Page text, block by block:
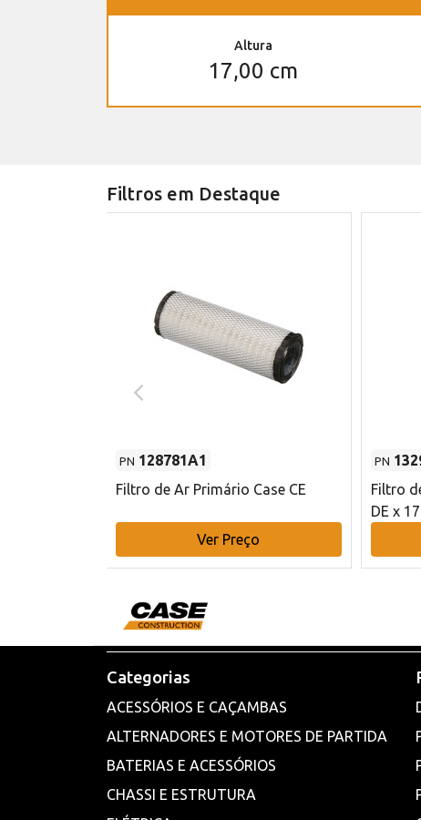
Altura
17,00 cm
Filtros em Destaque
PN 128781A1
Filtro de Ar Primário Case CE
Ver Preço
PN
Filtro
DE x
Categorias
ACESSÓRIOS E CAÇAMBAS
ALTERNADORES E MOTORES DE PARTIDA
BATERIAS E ACESSÓRIOS
CHASSI E ESTRUTURA